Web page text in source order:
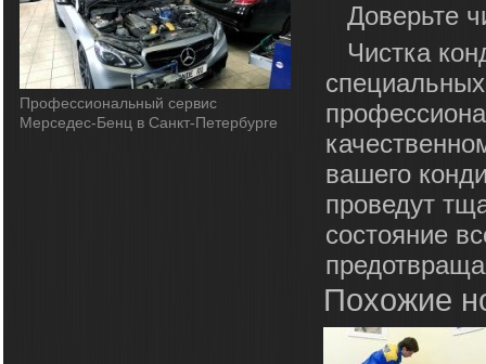
Профессиональный сервис
Мерседес-Бенц в Санкт-Петербурге
Доверьте
Чистка
вашего
проведут
состояние
Похожие